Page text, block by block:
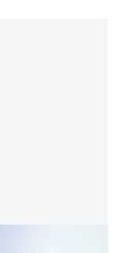
טראמפ דוהר להסכם